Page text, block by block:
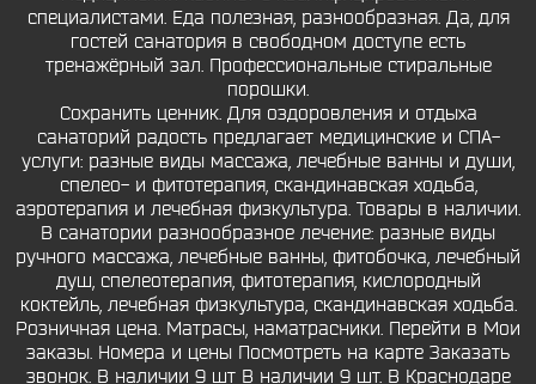
специалистами. Еда полезная, разнообразная. Да, для
гостей санатория в свободном доступе есть
тренажёрный зал. Профессиональные стиральные
порошки.
Сохранить ценник. Для оздоровления и отдыха
санаторий радость предлагает медицинские и СПА-
услуги: разные виды массажа, лечебные ванны и души,
спелео- и фитотерапия, скандинавская ходьба,
аэротерапия и лечебная физкультура. Товары в наличии.
В санатории разнообразное лечение: разные виды
ручного массажа, лечебные ванны, фитобочка, лечебный
душ, спелеотерапия, фитотерапия, кислородный
коктейль, лечебная физкультура, скандинавская ходьба.
Розничная цена. Матрасы, наматрасники. Перейти в Мои
заказы. Номера и цены Посмотреть на карте Заказать
звонок. В наличии 9 шт В наличии 9 шт. В Краснодаре